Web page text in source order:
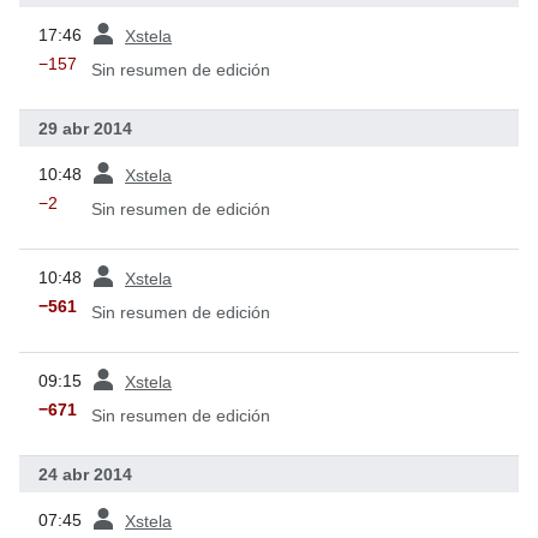
17:46 Xstela
−157 Sin resumen de edición
29 abr 2014
10:48 Xstela
−2 Sin resumen de edición
10:48 Xstela
−561 Sin resumen de edición
09:15 Xstela
−671 Sin resumen de edición
24 abr 2014
07:45 Xstela